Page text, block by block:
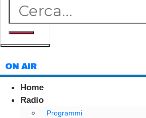
ON AIR
Home
Radio
Programmi